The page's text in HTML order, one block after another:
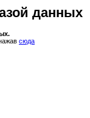
данных
сюда